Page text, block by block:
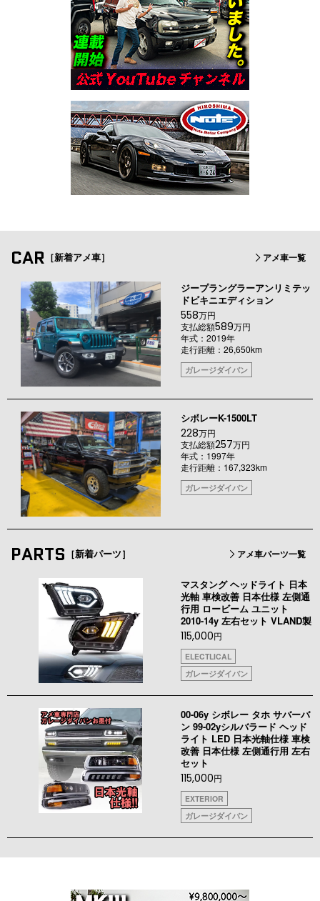
CAR ［新着アメ車］ アメ車一覧
ジープラングラーアンリミテッ
ドビキニエディション
558万円
支払総額589万円
年式：2019年
走行距離：26,650km
ガレージダイバン
シボレーK-1500LT
228万円
支払総額257万円
年式：1997年
走行距離：167,323km
ガレージダイバン
PARTS ［新着パーツ］ アメ車パーツ一覧
マスタング ヘッドライト 日本
光軸 車検改善 日本仕様 左側通
行用 ロービーム ユニット
2010-14y 左右セット VLAND製
115,000円
ELECTLICAL
ガレージダイバン
00-06y シボレー タホ サバーバ
ン 99-02yシルバラード ヘッド
ライト LED 日本光軸仕様 車検
改善 日本仕様 左側通行用 左右
セット
115,000円
EXTERIOR
ガレージダイバン